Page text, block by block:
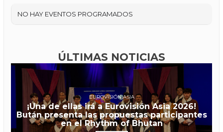
NO HAY EVENTOS PROGRAMADOS
ÚLTIMAS NOTICIAS
EUROVISIÓN ASIA
¡Una de ellas irá a Eurovisión Asia 2026!
Bután presenta las propuestas participantes
en el Rhythm of Bhutan